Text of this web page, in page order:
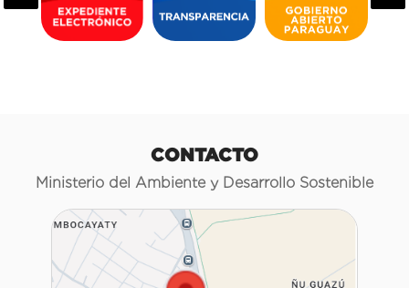
CONTACTO
Ministerio del Ambiente y Desarrollo Sostenible